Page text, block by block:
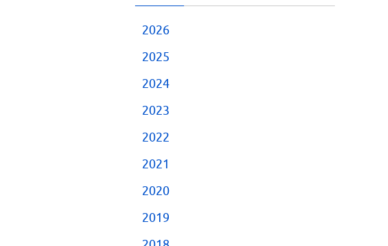
2026
2025
2024
2023
2022
2021
2020
2019